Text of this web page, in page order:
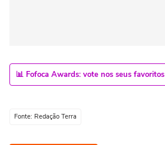
📊 Fofoca Awards: vote nos seus favoritos
Fonte: Redação Terra